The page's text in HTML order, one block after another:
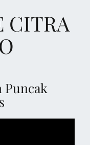
CITRA
Puncak